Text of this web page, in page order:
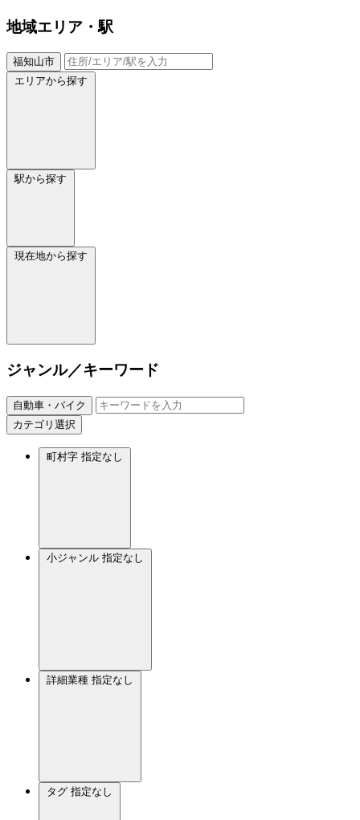
地域エリア・駅
福知山市
エリアから探す
駅から探す
現在地から探す
ジャンル／キーワード
自動車・バイク
カテゴリ選択
町村字 指定なし
小ジャンル 指定なし
詳細業種 指定なし
タグ 指定なし